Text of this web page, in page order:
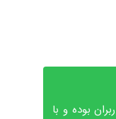
بوده و با